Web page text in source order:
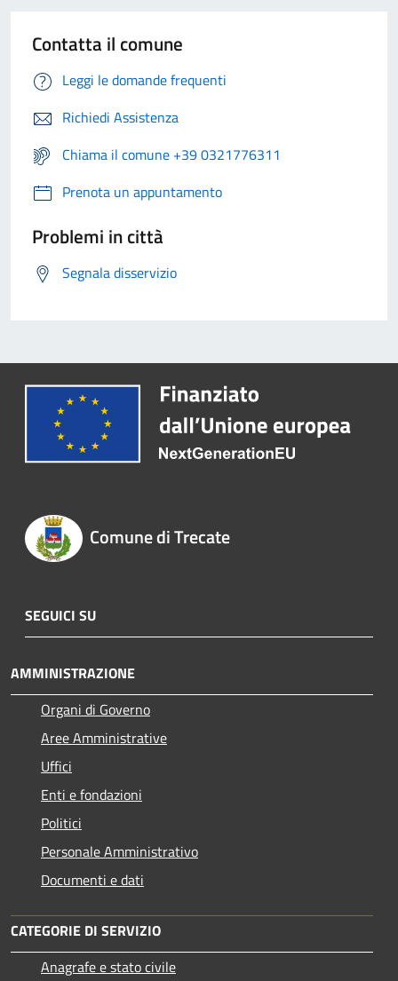
Contatta il comune
Leggi le domande frequenti
Richiedi Assistenza
Chiama il comune +39 0321776311
Prenota un appuntamento
Problemi in città
Segnala disservizio
Comune di Trecate
SEGUICI SU
AMMINISTRAZIONE
Organi di Governo
Aree Amministrative
Uffici
Enti e fondazioni
Politici
Personale Amministrativo
Documenti e dati
CATEGORIE DI SERVIZIO
Anagrafe e stato civile